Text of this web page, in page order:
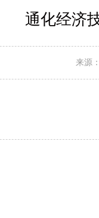
通化经济
来源